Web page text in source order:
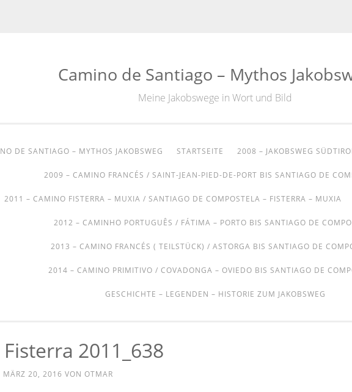
Camino de Santiago – Mythos
Meine Jakobswege in Wort und Bild
DE SANTIAGO – MYTHOS JAKOBSWEG STARTSEITE 2008 – JAKOBSWEG
2009 – CAMINO FRANCÉS / SAINT-JEAN-PIED-DE-PORT BIS SANTIAGO DE
2011 – CAMINO FISTERRA – MUXIA / SANTIAGO DE COMPOSTELA – FISTERRA – MUXIA
2012 – CAMINHO PORTUGUÊS / FÁTIMA – PORTO BIS SANTIAGO DE
2013 – CAMINO FRANCÉS ( TEILSTÜCK) / ASTORGA BIS SANTIAGO DE
2014 – CAMINO PRIMITIVO / COVADONGA – OVIEDO BIS SANTIAGO DE
GESCHICHTE – LEGENDEN – HISTORIE ZUM JAKOBSWEG
2011_638
MÄRZ 20, 2016 VON OTMAR